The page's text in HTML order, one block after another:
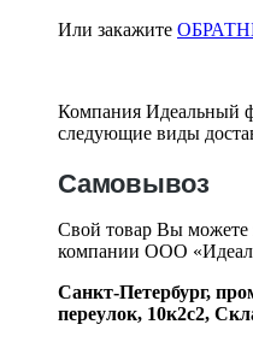
Или закажите
Компания Идеальный
следующие виды
Самовывоз
Свой товар Вы можете
компании ООО
Санкт-Петербург,
переулок, 10к2с2,